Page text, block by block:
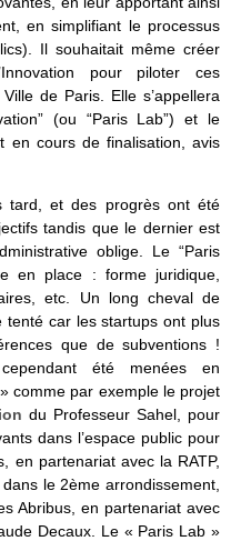
en simplifiant le processus
Il souhaitait même créer
pour piloter ces
de Paris. Elle s’appellera
(ou “Paris Lab”) et le
en cours de finalisation, avis
tard, et des progrès ont été
tandis que le dernier est
oblige. Le “Paris
en place : forme juridique,
etc. Un long cheval de
tenté car les startups ont plus
que de subventions !
été menées en
comme par exemple le projet
du Professeur Sahel, pour
dans l’espace public pour
en partenariat avec la RATP,
dans le 2ème arrondissement,
Abribus, en partenariat avec
Decaux. Le « Paris Lab »